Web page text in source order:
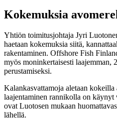
Kokemuksia
Yhtiön toimitusjohtaja Jyri
haetaan kokemuksia siitä,
rakentaminen. Offshore Fish
myös moninkertaisesti laajemman,
perustamiseksi.
Kalankasvattamoja aletaan
laajentaminen rannikolla on käynyt
ovat Luotosen mukaan
lähellä.